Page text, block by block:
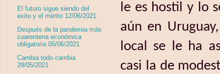
le es hostil y lo
aún en
local se le ha
casi la de
El futuro sigue siendo del
exito y el mérito 12/06/2021
Después de la pandemia más
cuarentena económica
obligatoria 05/06/2021
Cambia todo cambia
29/05/2021